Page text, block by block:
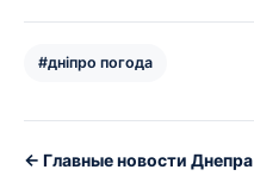
#дніпро погода
← Главные новости Днепра